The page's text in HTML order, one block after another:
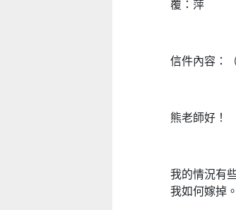
覆：萍
信件內容：
熊老師好！
我的情況有
我如何嫁掉。